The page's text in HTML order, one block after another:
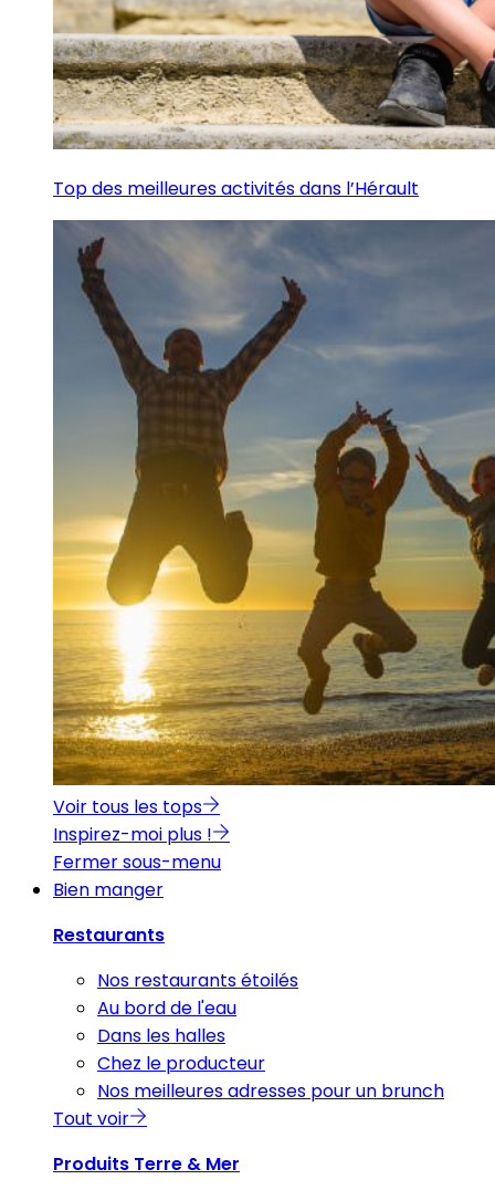
Top des meilleures activités dans l’Hérault
Voir tous les tops
Inspirez-moi plus !
Fermer sous-menu
Bien manger
Restaurants
Nos restaurants étoilés
Au bord de l'eau
Dans les halles
Chez le producteur
Nos meilleures adresses pour un brunch
Tout voir
Produits Terre & Mer